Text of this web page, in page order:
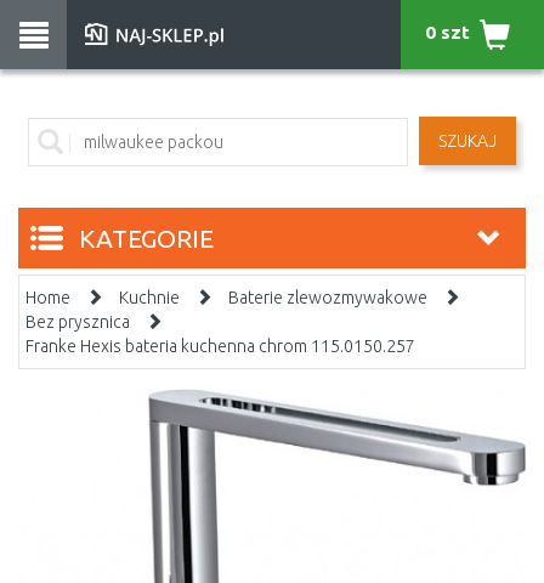
SZUKAJ
0 szt
KATEGORIE
Home Kuchnie
Baterie zlewozmywakowe
Bez prysznica
Franke Hexis bateria kuchenna chrom 115.0150.257